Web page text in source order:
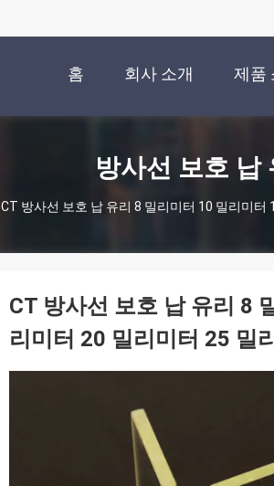
홈 회사 소개 제품
방사선 보호 납
CT 방사선 보호 납 유리 8 밀리미터 10 밀리미
CT 방사선 보호 납 유리 8
리미터 20 밀리미터 25 밀